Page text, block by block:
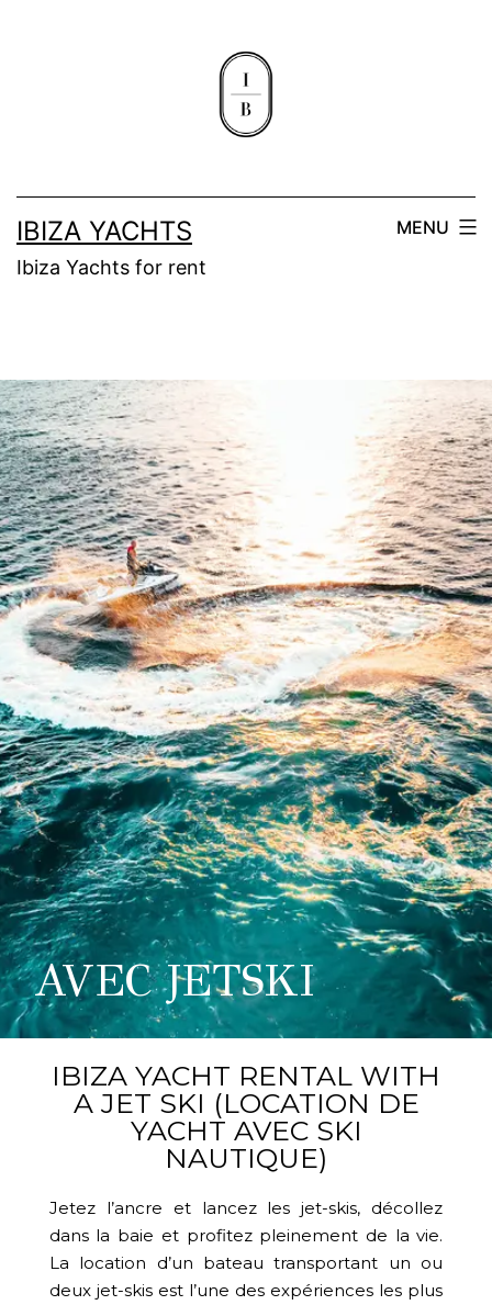
IBIZA YACHTS
Ibiza Yachts for rent
MENU
AVEC JETSKI
IBIZA YACHT RENTAL WITH
A JET SKI (LOCATION DE
YACHT AVEC SKI
NAUTIQUE)
Jetez l’ancre et lancez les jet-skis, décollez
dans la baie et profitez pleinement de la vie.
La location d’un bateau transportant un ou
deux jet-skis est l’une des expériences les plus